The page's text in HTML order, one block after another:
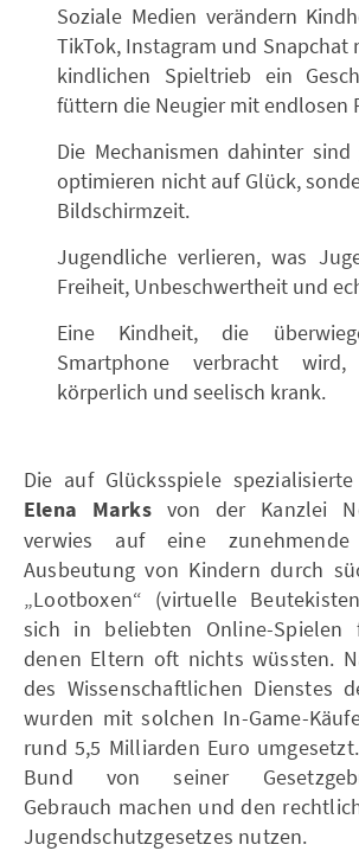
Soziale Medien verändern
TikTok, Instagram und Snapchat
kindlichen Spieltrieb ein
füttern die Neugier mit endlosen
Die Mechanismen dahinter
optimieren nicht auf Glück,
Bildschirmzeit.
Jugendliche verlieren, was
Freiheit, Unbeschwertheit und
Eine Kindheit, die
Smartphone verbracht
körperlich und seelisch krank.
Die auf Glücksspiele
Elena Marksvon der Kanzlei
verwies auf eine zunehmende
Ausbeutung von Kindern durch
„Lootboxen“ (virtuelle
sich in beliebten Online-Spielen
denen Eltern oft nichts wüssten.
des Wissenschaftlichen Dienstes
wurden mit solchen In-Game-
rund 5,5 Milliarden Euro
Bund von seiner
Gebrauch machen und den
Jugendschutzgesetzes nutzen.